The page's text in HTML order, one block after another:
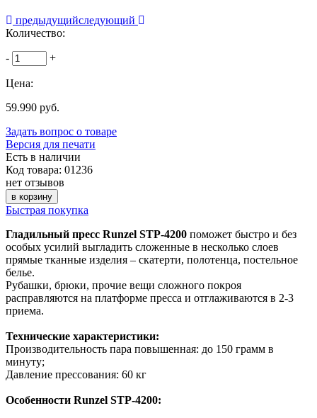
предыдущийследующий
Количество:
- +
Цена:
59.990 руб.
Задать вопрос о товаре
Версия для печати
Есть в наличии
Код товара: 01236
нет отзывов
в корзину
Быстрая покупка
Гладильный пресс Runzel STP-4200 поможет быстро и без
особых усилий выгладить сложенные в несколько слоев
прямые тканные изделия – скатерти, полотенца, постельное
белье.
Рубашки, брюки, прочие вещи сложного покроя
расправляются на платформе пресса и отглаживаются в 2-3
приема.
Технические характеристики:
Производительность пара повышенная: до 150 грамм в
минуту;
Давление прессования: 60 кг
Особенности Runzel STP-4200: